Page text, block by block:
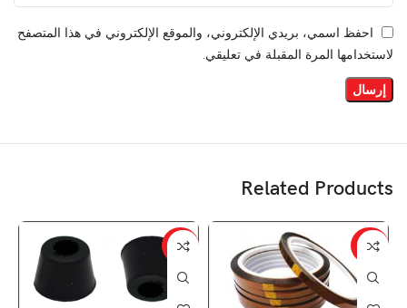
احفظ اسمي، بريدي الإلكتروني، والموقع الإلكتروني في هذا المتصفح
لاستخدامها المرة المقبلة في تعليقي.
Related Products
-20%
-38%